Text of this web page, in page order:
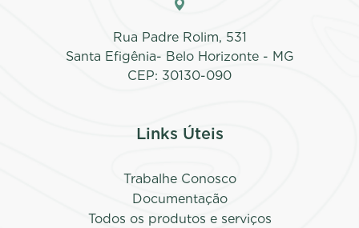
Rua Padre Rolim, 531
Santa Efigênia- Belo Horizonte - MG
CEP: 30130-090
Links Úteis
Trabalhe Conosco
Documentação
Todos os produtos e serviços